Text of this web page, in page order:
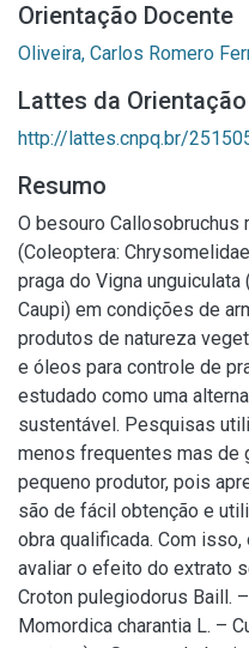
Orientação Docente
Oliveira, Carlos Romero
Lattes da
http://lattes.cnpq.br/
Resumo
O besouro Callosobruchus
(Coleoptera:
praga do Vigna
Caupi) em condições de
produtos de natureza
e óleos para controle de
estudado como uma
sustentável. Pesquisas
menos frequentes mas de
pequeno produtor, pois
são de fácil obtenção e
obra qualificada. Com
avaliar o efeito do extrato
Croton pulegiodorus Baill.
Momordica charantia L. –